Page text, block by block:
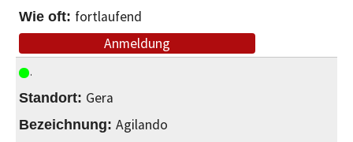
fortlaufend
Anmeldung
Gera
Agilando